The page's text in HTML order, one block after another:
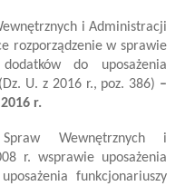
i Administracji
rozporządzenie w sprawie
do uposażenia
(Dz. U. z 2016 r., poz. 386) –
r.
Wewnętrznych i
r. wsprawie uposażenia
funkcjonariuszy